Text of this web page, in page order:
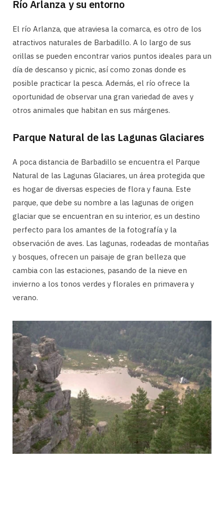
Río Arlanza y su entorno
El río Arlanza, que atraviesa la comarca, es otro de los
atractivos naturales de Barbadillo. A lo largo de sus
orillas se pueden encontrar varios puntos ideales para un
día de descanso y picnic, así como zonas donde es
posible practicar la pesca. Además, el río ofrece la
oportunidad de observar una gran variedad de aves y
otros animales que habitan en sus márgenes.
Parque Natural de las Lagunas Glaciares
A poca distancia de Barbadillo se encuentra el Parque
Natural de las Lagunas Glaciares, un área protegida que
es hogar de diversas especies de flora y fauna. Este
parque, que debe su nombre a las lagunas de origen
glaciar que se encuentran en su interior, es un destino
perfecto para los amantes de la fotografía y la
observación de aves. Las lagunas, rodeadas de montañas
y bosques, ofrecen un paisaje de gran belleza que
cambia con las estaciones, pasando de la nieve en
invierno a los tonos verdes y florales en primavera y
verano.